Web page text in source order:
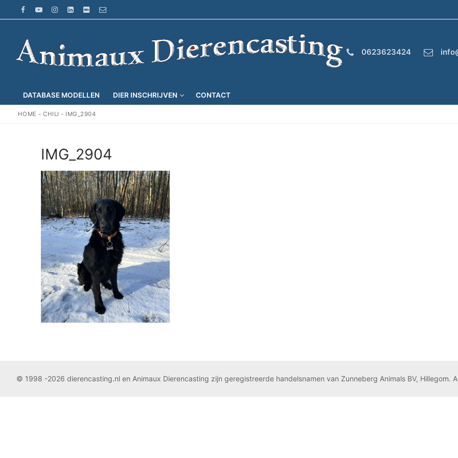
naar
inhoud
0623623424
DATABASE MODELLEN DIER INSCHRIJVEN CONTACT
HOME -CHILI - IMG_2904
IMG_2904
© 1998 -2026 dierencasting.nl en Animaux Dierencasting zijn geregistreerde handelsnamen van Zunneberg Animals BV, Hillegom.